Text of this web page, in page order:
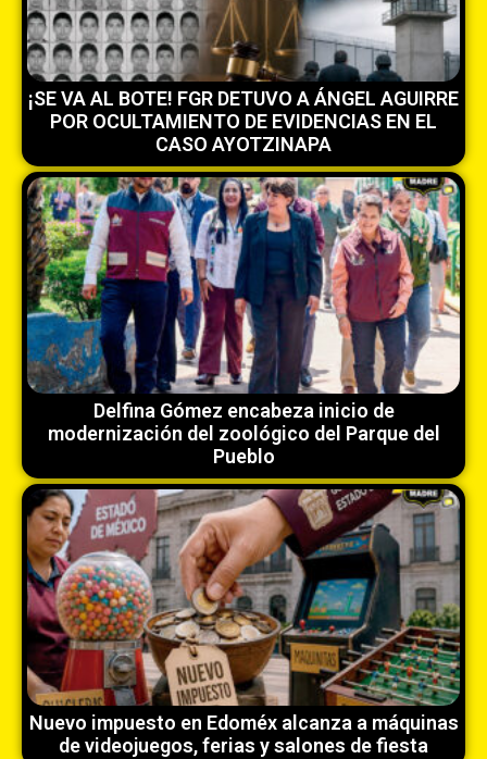
¡SE VA AL BOTE! FGR DETUVO A ÁNGEL AGUIRRE
POR OCULTAMIENTO DE EVIDENCIAS EN EL
CASO AYOTZINAPA
Delfina Gómez encabeza inicio de
modernización del zoológico del Parque del
Pueblo
Nuevo impuesto en Edoméx alcanza a máquinas
de videojuegos, ferias y salones de fiesta